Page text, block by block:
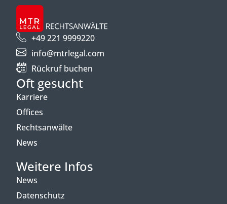
+49 221 9999220
info@mtrlegal.com
Rückruf buchen
Oft gesucht
Karriere
Offices
Rechtsanwälte
News
Weitere Infos
News
Datenschutz